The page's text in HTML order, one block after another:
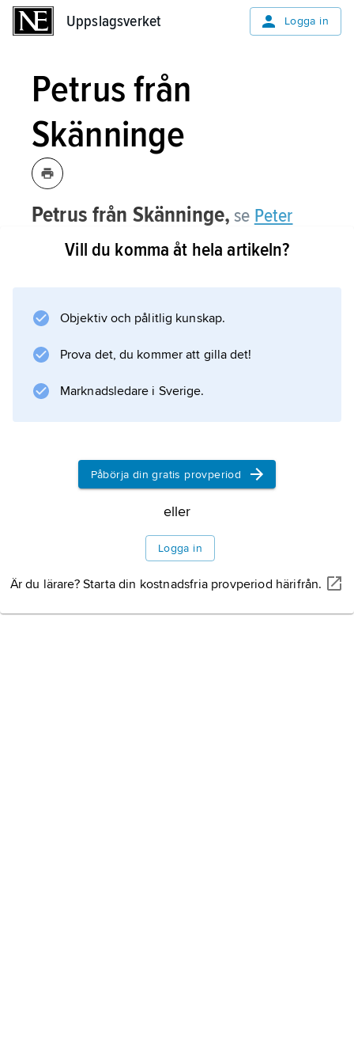
Uppslagsverket Logga in
Petrus från
Skänninge
Petrus från Skänninge, se Peter
Olovsson.
Vill du komma åt hela artikeln?
Objektiv och pålitlig kunskap.
Prova det, du kommer att gilla det!
Marknadsledare i Sverige.
Påbörja din gratis provperiod
eller
Logga in
Är du lärare? Starta din kostnadsfria provperiod härifrån.